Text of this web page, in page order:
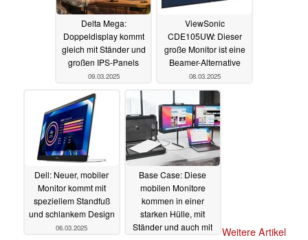
Delta Mega:
Doppeldisplay kommt
gleich mit Ständer und
großen IPS-Panels
09.03.2025
ViewSonic
CDE105UW: Dieser
große Monitor ist eine
Beamer-Alternative
08.03.2025
Dell: Neuer, mobiler
Monitor kommt mit
speziellem Standfuß
und schlankem Design
06.03.2025
Base Case: Diese
mobilen Monitore
kommen in einer
starken Hülle, mit
Ständer und auch mit
Weitere Artikel